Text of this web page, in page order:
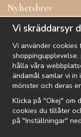
Nyhetsbrev
Få inspiration, förtur
De uppgifter du matar in
Vi skräddarsyr
Vi använder
hålla våra
ändamål samlar vi
mönster och deras
Klicka på "Okej" om
cookies du tillåter
på "Inställningar"